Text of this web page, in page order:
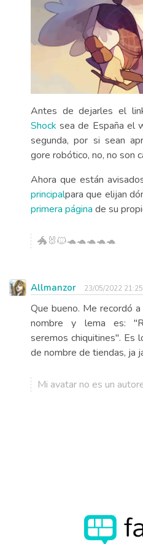
Antes de dejarles el
Shock sea de España el
segunda, por si sean
gore robótico, no, no son
Ahora que están
principalpara que elijan
primera página de su
🐲🐰🐱🐢🐢🐢🐢🐢
Allmanzor 23/05/2022 21:25
Que bueno. Me recordó
nombre y lema es:
seremos chiquitines". Es
de nombre de tiendas, ja
Mi avatar no es un